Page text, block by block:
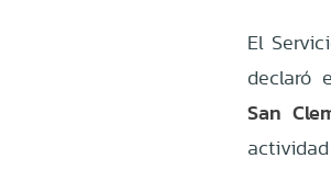
El
declaró
San